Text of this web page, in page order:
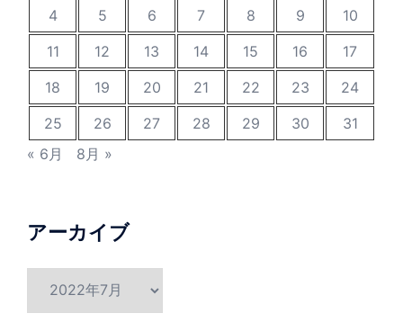
4
5 6 7 8 9
10
11
12 13 14 15 16
17
18
19 20 21 22 23
24
25
26 27 28 29 30
31
« 6月
8月 »
アーカイブ